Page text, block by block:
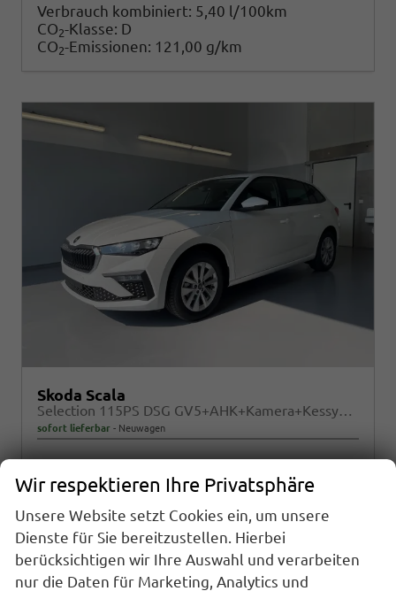
Verbrauch kombiniert: 5,40 l/100km
CO2-Klasse: D
CO2-Emissionen: 121,00 g/km
Skoda Scala
Selection 115PS DSG GV5+AHK+Kamera+Kessy+PDC+Sitzheiz+Alu16+Climatronic
sofort lieferbar Neuwagen
Kraftstoff
Benzin Außenfarbe [9P9P] Candy White
Leistung85 kW (116 PS) Kilometerstand20 km
25.790,– €
incl. 19% MwSt.
Details
Wir respektieren Ihre Privatsphäre
Unsere Website setzt Cookies ein, um unsere
Dienste für Sie bereitzustellen. Hierbei
berücksichtigen wir Ihre Auswahl und verarbeiten
nur die Daten für Marketing, Analytics und